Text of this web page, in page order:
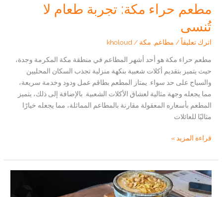
مطعم حراء مكة: تجربة طعام لا
تُنسى
اترك تعليقاً / مطاعم مكة /
kholoud
مطعم حراء مكة هو أحد أشهر المطاعم في منطقة مكة المكرمة وجدة،
حيث يتميز بتقديم أكلات شعبية بنكهة منزلية تجذب السكان المحليين
والسياح على حد سواء. يمتاز المطعم بطاقم عمل ودود وخدمة سريعة،
مما يجعله وجهة مثالية لعشاق الأكلات الشعبية. بالإضافة إلى ذلك، يتميز
المطعم بأسعاره المعقولة مقارنة بالمطاعم المماثلة، مما يجعله خيارًا
مثاليًا للعائلات
مطعم
مكة:
تجربة
طعام
لا
قراءة المزيد »